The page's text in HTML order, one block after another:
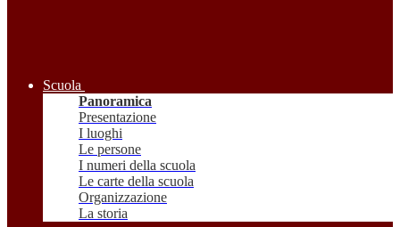
Scuola
Panoramica
Presentazione
I luoghi
Le persone
I numeri della scuola
Le carte della scuola
Organizzazione
La storia